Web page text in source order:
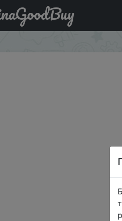
аккумулятор